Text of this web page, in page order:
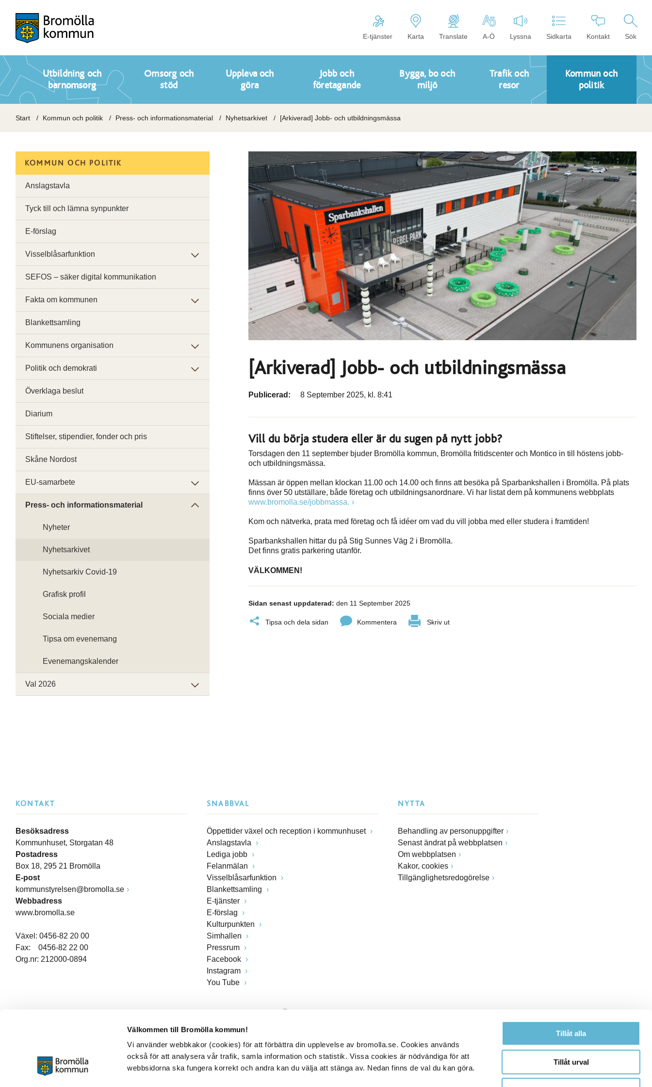
Välkommen till Bromölla kommun!
Vi använder webbkakor (cookies) för att förbättra din upplevelse av bromolla.se. Cookies används
också för att analysera vår trafik, samla information och statistik. Vissa cookies är nödvändiga för att
webbsidorna ska fungera korrekt och andra kan du välja att stänga av. Nedan finns de val du kan göra.
Tillåt alla
Tillåt urval
E-tjänster Karta Translate A-Ö Lyssna Sidkarta Kontakt Sök
Utbildning och
barnomsorg
Omsorg och
stöd
Uppleva och
göra
Jobb och
företagande
Bygga, bo och
miljö
Trafik och
resor
Kommun och
politik
Start Kommun och politik Press- och informationsmaterial Nyhetsarkivet [Arkiverad] Jobb- och utbildningsmässa
[Arkiverad] Jobb- och utbildningsmässa
Publicerad: 8 September 2025, kl. 8:41
Vill du börja studera eller är du sugen på nytt jobb?
Torsdagen den 11 september bjuder Bromölla kommun, Bromölla fritidscenter och Montico in till höstens jobb-
och utbildningsmässa.
Mässan är öppen mellan klockan 11.00 och 14.00 och finns att besöka på Sparbankshallen i Bromölla. På plats
finns över 50 utställare, både företag och utbildningsanordnare. Vi har listat dem på kommunens webbplats
www.bromolla.se/jobbmassa.
Kom och nätverka, prata med företag och få idéer om vad du vill jobba med eller studera i framtiden!
Sparbankshallen hittar du på Stig Sunnes Väg 2 i Bromölla.
Det finns gratis parkering utanför.
VÄLKOMMEN!
Sidan senast uppdaterad: den 11 September 2025
Tipsa och dela sidan Kommentera Skriv ut
KOMMUN OCH POLITIK
Anslagstavla
Tyck till och lämna synpunkter
E-förslag
Visselblåsarfunktion
SEFOS – säker digital kommunikation
Fakta om kommunen
Blankettsamling
Kommunens organisation
Politik och demokrati
Överklaga beslut
Diarium
Stiftelser, stipendier, fonder och pris
Skåne Nordost
EU-samarbete
Press- och informationsmaterial
Nyheter
Nyhetsarkivet
Nyhetsarkiv Covid-19
Grafisk profil
Sociala medier
Tipsa om evenemang
Evenemangskalender
Val 2026
KONTAKT
Besöksadress
Kommunhuset, Storgatan 48
Postadress
Box 18, 295 21 Bromölla
E-post
kommunstyrelsen@bromolla.se
Webbadress
www.bromolla.se
Växel: 0456-82 20 00
Fax: 0456-82 22 00
Org.nr: 212000-0894
SNABBVAL
Öppettider växel och reception i kommunhuset
Anslagstavla
Lediga jobb
Felanmälan
Visselblåsarfunktion
Blankettsamling
E-tjänster
E-förslag
Kulturpunkten
Simhallen
Pressrum
Facebook
Instagram
You Tube
NYTTA
Behandling av personuppgifter
Senast ändrat på webbplatsen
Om webbplatsen
Kakor, cookies
Tillgänglighetsredogörelse